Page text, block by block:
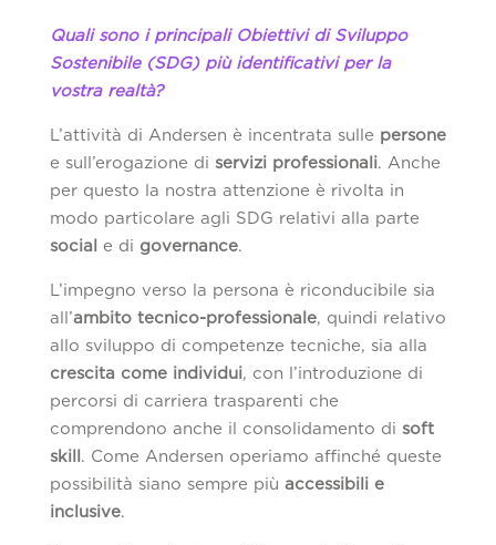
Quali sono i principali Obiettivi di Sviluppo
Sostenibile (SDG) più identificativi per la
vostra realtà?
L’attività di Andersen è incentrata sulle persone
e sull’erogazione di servizi professionali. Anche
per questo la nostra attenzione è rivolta in
modo particolare agli SDG relativi alla parte
social e di governance.
L’impegno verso la persona è riconducibile sia
all’ambito tecnico-professionale, quindi relativo
allo sviluppo di competenze tecniche, sia alla
crescita come individui, con l’introduzione di
percorsi di carriera trasparenti che
comprendono anche il consolidamento di soft
skill. Come Andersen operiamo affinché queste
possibilità siano sempre più accessibili e
inclusive.